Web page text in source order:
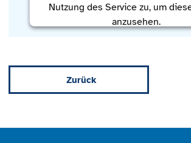
Nutzung des Service zu, um
anzusehen.
Management Platform
Zurück